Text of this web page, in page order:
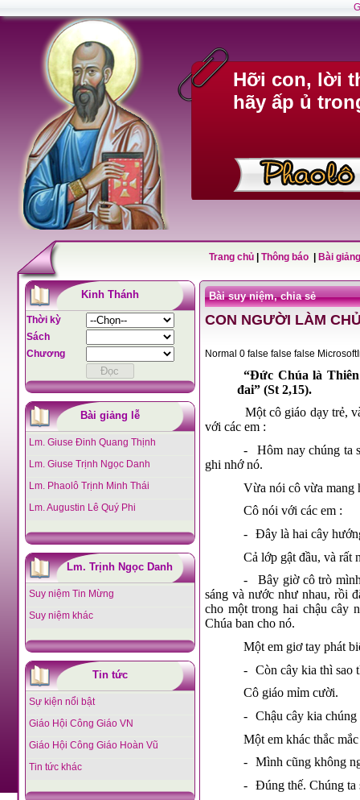
Hỡi con, lời
hãy ấp ủ
Trang chủ Thông báo Bài
Kinh Thánh
Thời kỳ
Sách
Chương
Bài giảng lễ
Lm. Giuse Đinh Quang Thịnh
Lm. Giuse Trịnh Ngọc Danh
Lm. Phaolô Trịnh Minh Thái
Lm. Augustin Lê Quý Phi
Lm. Trịnh Ngọc Danh
Suy niệm Tin Mừng
Suy niệm khác
Tin tức
Sự kiện nổi bật
Giáo Hội Công Giáo VN
Giáo Hội Công Giáo Hoàn Vũ
Tin tức khác
Bài suy niệm, chia sẻ
CON NGƯỜI LÀM
Normal 0 false
“Đức Chúa là
đai” (St 2,15).
Một cô giáo dạy trẻ,
với các em :
-
Hôm nay chúng ta
ghi nhớ nó.
Vừa nói cô vừa mang
Cô nói với các em :
- Đây là hai cây
Cả lớp gật đầu, và rất
-
Bây giờ cô trò
sáng và nước như nhau, rồi
cho một trong hai chậu cây
Chúa ban cho nó.
Một em giơ tay phát
- Còn cây kia thì sao
Cô giáo mỉm cười.
- Chậu cây kia
Một em khác thắc
- Mình cũng không
- Đúng thế. Chúng ta